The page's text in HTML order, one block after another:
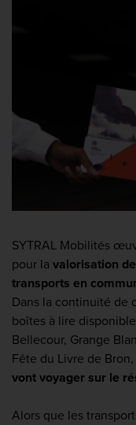
SYTRAL Mobilités
pour la valorisation
transports en
Dans la continuité de
boîtes à lire
Bellecour, Grange
Fête du Livre de Bron,
vont voyager sur le
Alors que les